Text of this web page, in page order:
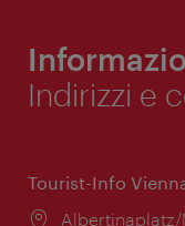
Indirizzi e
Tourist-Info
Posizione: